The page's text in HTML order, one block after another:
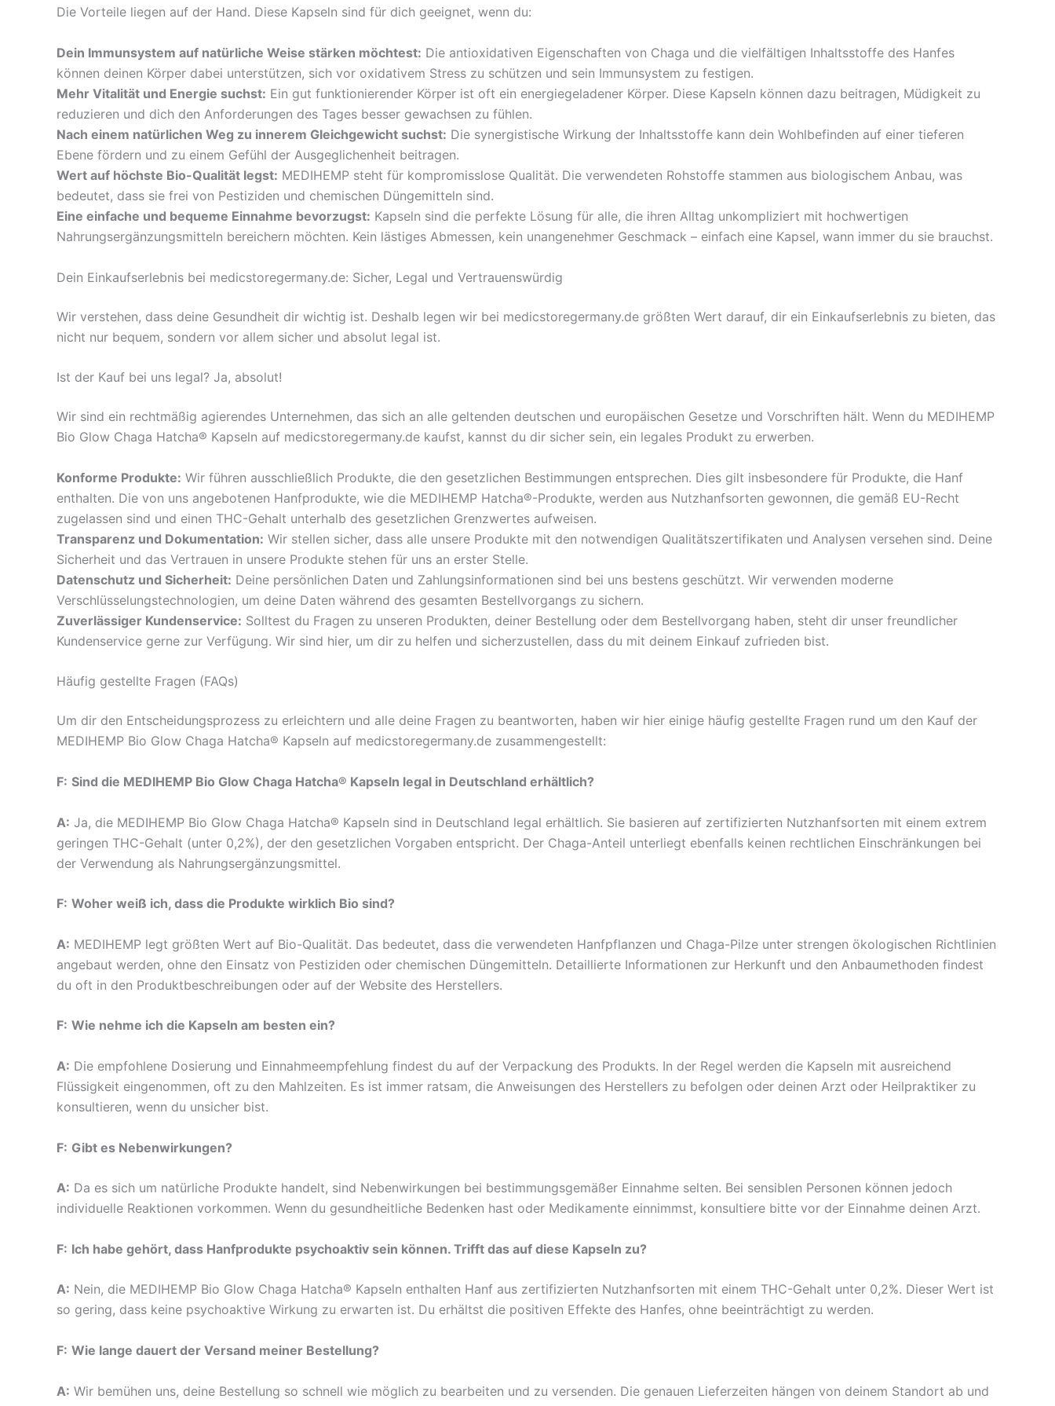
Die Vorteile liegen auf der Hand. Diese Kapseln sind für dich geeignet, wenn du:
Dein Immunsystem auf natürliche Weise stärken möchtest: Die antioxidativen Eigenschaften von Chaga und die vielfältigen Inhaltsstoffe des Hanfes
können deinen Körper dabei unterstützen, sich vor oxidativem Stress zu schützen und sein Immunsystem zu festigen.
Mehr Vitalität und Energie suchst: Ein gut funktionierender Körper ist oft ein energiegeladener Körper. Diese Kapseln können dazu beitragen, Müdigkeit zu
reduzieren und dich den Anforderungen des Tages besser gewachsen zu fühlen.
Nach einem natürlichen Weg zu innerem Gleichgewicht suchst: Die synergistische Wirkung der Inhaltsstoffe kann dein Wohlbefinden auf einer tieferen
Ebene fördern und zu einem Gefühl der Ausgeglichenheit beitragen.
Wert auf höchste Bio-Qualität legst: MEDIHEMP steht für kompromisslose Qualität. Die verwendeten Rohstoffe stammen aus biologischem Anbau, was
bedeutet, dass sie frei von Pestiziden und chemischen Düngemitteln sind.
Eine einfache und bequeme Einnahme bevorzugst: Kapseln sind die perfekte Lösung für alle, die ihren Alltag unkompliziert mit hochwertigen
Nahrungsergänzungsmitteln bereichern möchten. Kein lästiges Abmessen, kein unangenehmer Geschmack – einfach eine Kapsel, wann immer du sie brauchst.
Dein Einkaufserlebnis bei medicstoregermany.de: Sicher, Legal und Vertrauenswürdig
Wir verstehen, dass deine Gesundheit dir wichtig ist. Deshalb legen wir bei medicstoregermany.de größten Wert darauf, dir ein Einkaufserlebnis zu bieten, das
nicht nur bequem, sondern vor allem sicher und absolut legal ist.
Ist der Kauf bei uns legal? Ja, absolut!
Wir sind ein rechtmäßig agierendes Unternehmen, das sich an alle geltenden deutschen und europäischen Gesetze und Vorschriften hält. Wenn du MEDIHEMP
Bio Glow Chaga Hatcha® Kapseln auf medicstoregermany.de kaufst, kannst du dir sicher sein, ein legales Produkt zu erwerben.
Konforme Produkte: Wir führen ausschließlich Produkte, die den gesetzlichen Bestimmungen entsprechen. Dies gilt insbesondere für Produkte, die Hanf
enthalten. Die von uns angebotenen Hanfprodukte, wie die MEDIHEMP Hatcha®-Produkte, werden aus Nutzhanfsorten gewonnen, die gemäß EU-Recht
zugelassen sind und einen THC-Gehalt unterhalb des gesetzlichen Grenzwertes aufweisen.
Transparenz und Dokumentation: Wir stellen sicher, dass alle unsere Produkte mit den notwendigen Qualitätszertifikaten und Analysen versehen sind. Deine
Sicherheit und das Vertrauen in unsere Produkte stehen für uns an erster Stelle.
Datenschutz und Sicherheit: Deine persönlichen Daten und Zahlungsinformationen sind bei uns bestens geschützt. Wir verwenden moderne
Verschlüsselungstechnologien, um deine Daten während des gesamten Bestellvorgangs zu sichern.
Zuverlässiger Kundenservice: Solltest du Fragen zu unseren Produkten, deiner Bestellung oder dem Bestellvorgang haben, steht dir unser freundlicher
Kundenservice gerne zur Verfügung. Wir sind hier, um dir zu helfen und sicherzustellen, dass du mit deinem Einkauf zufrieden bist.
Häufig gestellte Fragen (FAQs)
Um dir den Entscheidungsprozess zu erleichtern und alle deine Fragen zu beantworten, haben wir hier einige häufig gestellte Fragen rund um den Kauf der
MEDIHEMP Bio Glow Chaga Hatcha® Kapseln auf medicstoregermany.de zusammengestellt:
F: Sind die MEDIHEMP Bio Glow Chaga Hatcha® Kapseln legal in Deutschland erhältlich?
A: Ja, die MEDIHEMP Bio Glow Chaga Hatcha® Kapseln sind in Deutschland legal erhältlich. Sie basieren auf zertifizierten Nutzhanfsorten mit einem extrem
geringen THC-Gehalt (unter 0,2%), der den gesetzlichen Vorgaben entspricht. Der Chaga-Anteil unterliegt ebenfalls keinen rechtlichen Einschränkungen bei
der Verwendung als Nahrungsergänzungsmittel.
F: Woher weiß ich, dass die Produkte wirklich Bio sind?
A: MEDIHEMP legt größten Wert auf Bio-Qualität. Das bedeutet, dass die verwendeten Hanfpflanzen und Chaga-Pilze unter strengen ökologischen Richtlinien
angebaut werden, ohne den Einsatz von Pestiziden oder chemischen Düngemitteln. Detaillierte Informationen zur Herkunft und den Anbaumethoden findest
du oft in den Produktbeschreibungen oder auf der Website des Herstellers.
F: Wie nehme ich die Kapseln am besten ein?
A: Die empfohlene Dosierung und Einnahmeempfehlung findest du auf der Verpackung des Produkts. In der Regel werden die Kapseln mit ausreichend
Flüssigkeit eingenommen, oft zu den Mahlzeiten. Es ist immer ratsam, die Anweisungen des Herstellers zu befolgen oder deinen Arzt oder Heilpraktiker zu
konsultieren, wenn du unsicher bist.
F: Gibt es Nebenwirkungen?
A: Da es sich um natürliche Produkte handelt, sind Nebenwirkungen bei bestimmungsgemäßer Einnahme selten. Bei sensiblen Personen können jedoch
individuelle Reaktionen vorkommen. Wenn du gesundheitliche Bedenken hast oder Medikamente einnimmst, konsultiere bitte vor der Einnahme deinen Arzt.
F: Ich habe gehört, dass Hanfprodukte psychoaktiv sein können. Trifft das auf diese Kapseln zu?
A: Nein, die MEDIHEMP Bio Glow Chaga Hatcha® Kapseln enthalten Hanf aus zertifizierten Nutzhanfsorten mit einem THC-Gehalt unter 0,2%. Dieser Wert ist
so gering, dass keine psychoaktive Wirkung zu erwarten ist. Du erhältst die positiven Effekte des Hanfes, ohne beeinträchtigt zu werden.
F: Wie lange dauert der Versand meiner Bestellung?
A: Wir bemühen uns, deine Bestellung so schnell wie möglich zu bearbeiten und zu versenden. Die genauen Lieferzeiten hängen von deinem Standort ab und